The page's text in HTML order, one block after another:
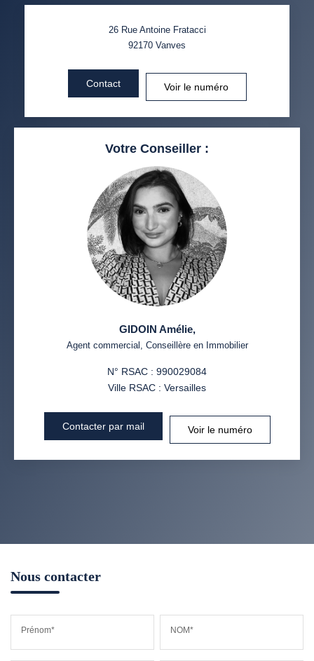
26 Rue Antoine Fratacci
92170 Vanves
Contact Voir le numéro
Votre Conseiller :
GIDOIN Amélie,
Agent commercial, Conseillère en Immobilier
N° RSAC : 990029084
Ville RSAC : Versailles
Contacter par mail Voir le numéro
Nous contacter
Prénom* NOM*